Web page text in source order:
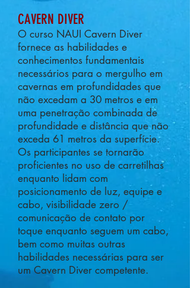
CAVERN DIVER
O curso NAUI Cavern Diver
fornece as habilidades e
conhecimentos fundamentais
necessários para o mergulho em
cavernas em profundidades que
não excedam a 30 metros e em
uma penetração combinada de
profundidade e distância que não
exceda 61 metros da superfície.
Os participantes se tornarão
proficientes no uso de carretilhas
enquanto lidam com
posicionamento de luz, equipe e
cabo, visibilidade zero /
comunicação de contato por
toque enquanto seguem um cabo,
bem como muitas outras
habilidades necessárias para ser
um Cavern Diver competente.